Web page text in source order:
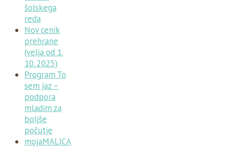
šolskega
reda
Nov cenik
prehrane
(velja od 1.
10. 2025)
Program To
sem jaz –
podpora
mladim za
boljše
počutje
mojaMALICA